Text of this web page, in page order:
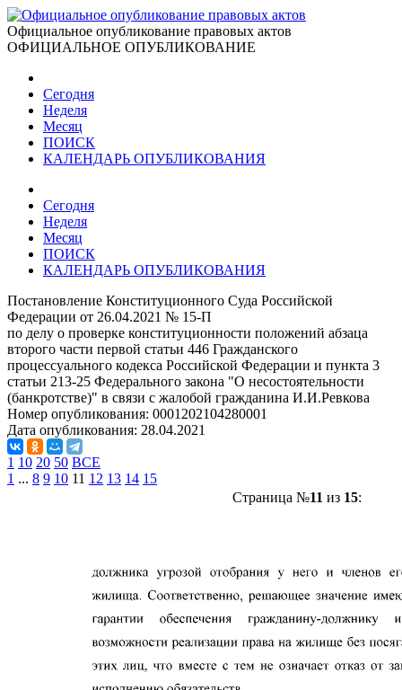
Официальное опубликование правовых актов
ОФИЦИАЛЬНОЕ ОПУБЛИКОВАНИЕ
Сегодня
Неделя
Месяц
ПОИСК
КАЛЕНДАРЬ ОПУБЛИКОВАНИЯ
Сегодня
Неделя
Месяц
ПОИСК
КАЛЕНДАРЬ ОПУБЛИКОВАНИЯ
Постановление Конституционного Суда Российской
Федерации от 26.04.2021 № 15-П
по делу о проверке конституционности положений абзаца
второго части первой статьи 446 Гражданского
процессуального кодекса Российской Федерации и пункта 3
статьи 213-25 Федерального закона "О несостоятельности
(банкротстве)" в связи с жалобой гражданина И.И.Ревкова
Номер опубликования: 0001202104280001
Дата опубликования: 28.04.2021
1 10 20 50 ВСЕ
1 ... 8 9 10 11 12 13 14 15
Страница №11 из 15: